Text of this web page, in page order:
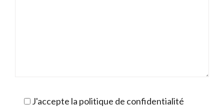
J'accepte la politique de confidentialité